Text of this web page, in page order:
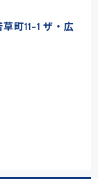
町11-1 ザ・広